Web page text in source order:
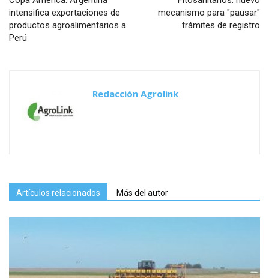
intensifica exportaciones de
productos agroalimentarios a
Perú
mecanismo para "pausar"
trámites de registro
Redacción Agrolink
Artículos relacionados Más del autor